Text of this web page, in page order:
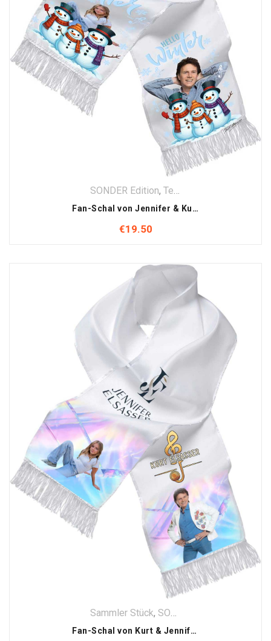
SONDER Edition, Textilien
Fan-Schal von Jennifer & Kurt Elsasser – Winteredition
€19.50
Sammler Stück, SONDER Edition
Fan-Schal von Kurt & Jennifer Elsasser aus Satain